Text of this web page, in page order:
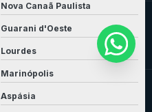
Nova Canaã Paulista
Guarani d'Oeste
Lourdes
Marinópolis
Aspásia